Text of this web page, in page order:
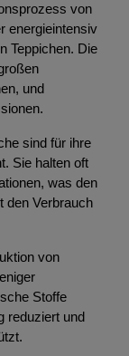
von
energieintensiv
Teppichen. Die
und
sind für ihre
Sie halten oft
was den
den Verbrauch
von
Stoffe
reduziert und